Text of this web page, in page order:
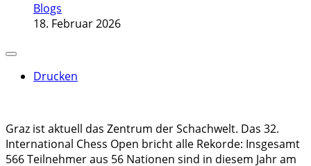
Blogs
18. Februar 2026
Drucken
Graz ist aktuell das Zentrum der Schachwelt. Das 32.
International Chess Open bricht alle Rekorde: Insgesamt
566 Teilnehmer aus 56 Nationen sind in diesem Jahr am